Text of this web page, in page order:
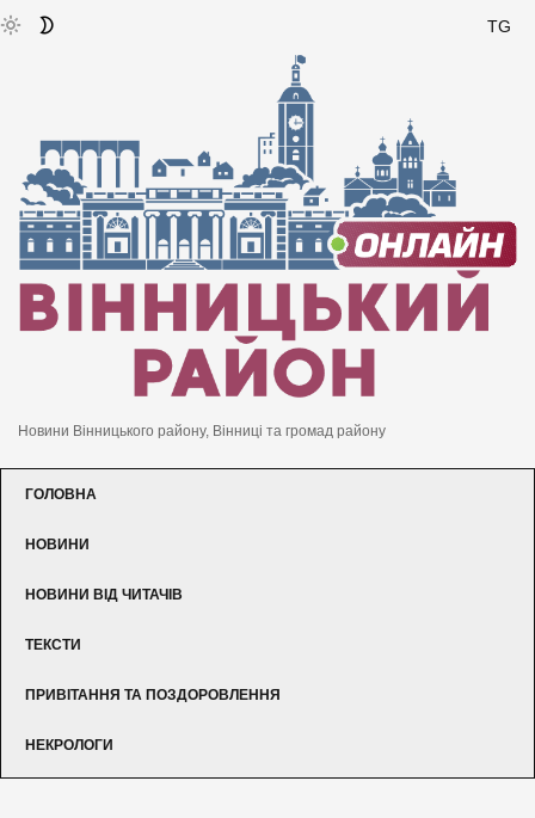
TG
Новини Вінницького району, Вінниці та громад району
ГОЛОВНА
НОВИНИ
НОВИНИ ВІД ЧИТАЧІВ
ТЕКСТИ
ПРИВІТАННЯ ТА ПОЗДОРОВЛЕННЯ
НЕКРОЛОГИ